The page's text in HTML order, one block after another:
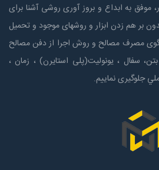
موفق به ابداع و بروز آوری روشی آشنا برای
بر هم زدن ابزار و روشهای موجود و تحمیل
مصرف مصالح و روش اجرا از دفن مصالح
سفال ، یونولیت(پلی استايرن) ، زمان ،
جلوگیری نماییم.